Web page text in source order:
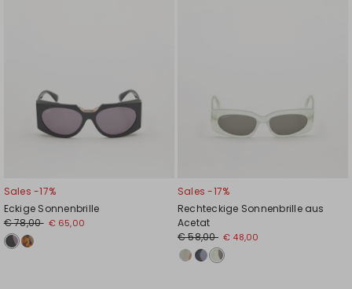
Sales -17%
Eckige Sonnenbrille
€ 78,00 € 65,00
Sales -17%
Rechteckige Sonnenbrille aus
Acetat
€ 58,00 € 48,00